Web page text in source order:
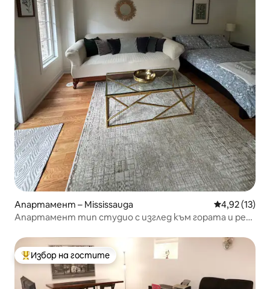
Апартамент – Mississauga Средна
4,92 (13)
Апартамент тип студио с изглед към гората и река
Най-популярен избор на гостите
Избор на гостите